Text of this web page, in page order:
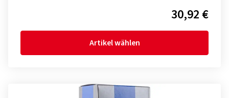
30,92 €
Artikel wählen